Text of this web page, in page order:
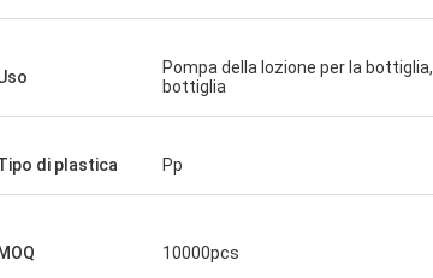
Pompa della lozione per la bottiglia,
bottiglia
di plastica Pp
MOQ 10000pcs